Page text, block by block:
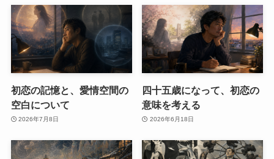
初恋の記憶と、愛情空間の
空白について
2026年7月8日
四十五歳になって、初恋の
意味を考える
2026年6月18日